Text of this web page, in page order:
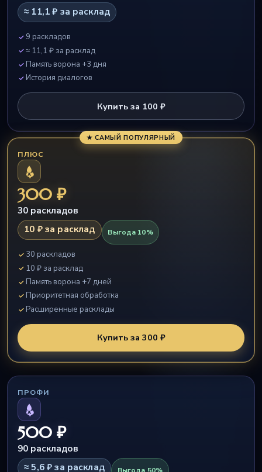
≈ 11,1 ₽ за расклад
9 раскладов
≈ 11,1 ₽ за расклад
Память ворона +3 дня
История диалогов
Купить за 100 ₽
★ САМЫЙ ПОПУЛЯРНЫЙ
ПЛЮС
300 ₽
30 раскладов
10 ₽ за расклад
Выгода 10%
30 раскладов
10 ₽ за расклад
Память ворона +7 дней
Приоритетная обработка
Расширенные расклады
Купить за 300 ₽
ПРОФИ
500 ₽
90 раскладов
≈ 5,6 ₽ за расклад